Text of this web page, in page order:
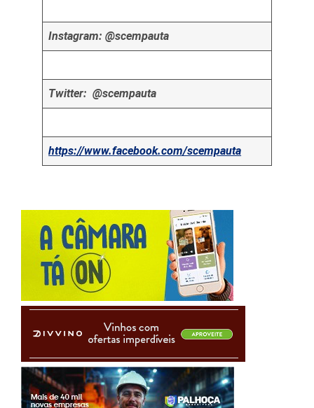
Instagram: @scempauta
Twitter: @scempauta
https://www.facebook.com/scempauta